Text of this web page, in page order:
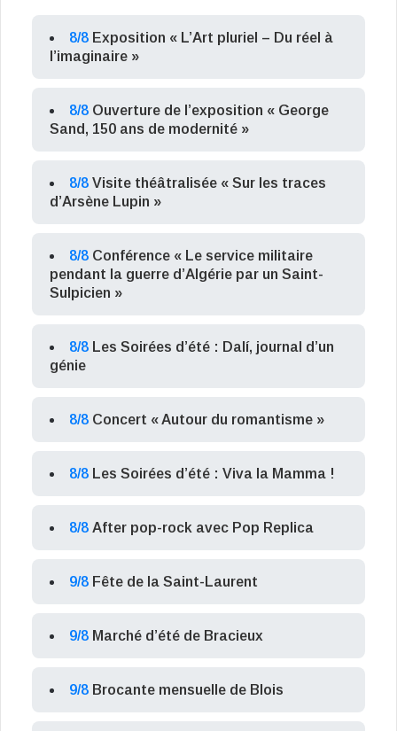
8/8 Exposition « L’Art pluriel – Du réel à
l’imaginaire »
8/8 Ouverture de l’exposition « George
Sand, 150 ans de modernité »
8/8 Visite théâtralisée « Sur les traces
d’Arsène Lupin »
8/8 Conférence « Le service militaire
pendant la guerre d’Algérie par un Saint-
Sulpicien »
8/8 Les Soirées d’été : Dalí, journal d’un
génie
8/8 Concert « Autour du romantisme »
8/8 Les Soirées d’été : Viva la Mamma !
8/8 After pop-rock avec Pop Replica
9/8 Fête de la Saint-Laurent
9/8 Marché d’été de Bracieux
9/8 Brocante mensuelle de Blois